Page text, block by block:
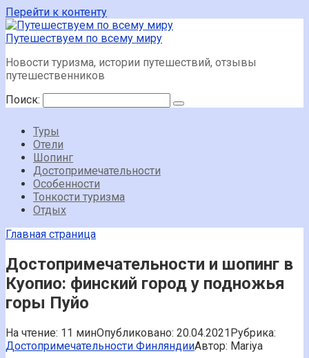
Перейти к контенту
Путешествуем по всему миру
Новости туризма, истории путешествий, отзывы
путешественников
Поиск:
Туры
Отели
Шопинг
Достопримечательности
Особенности
Тонкости туризма
Отдых
Главная страница
Достопримечательности и шопинг в
Куопио: финский город у подножья
горы Пуйо
На чтение: 11 минОпубликовано: 20.04.2021Рубрика:
Достопримечательности ФинляндииАвтор: Mariya